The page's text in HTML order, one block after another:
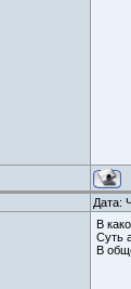
Дата:
В
Суть
В